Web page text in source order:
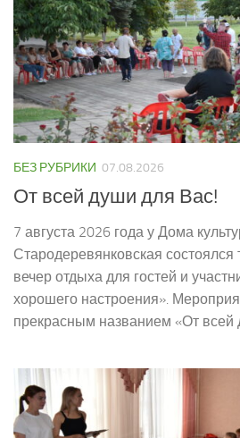
БЕЗ РУБРИКИ 07.08.2026
От всей души для Вас!
7 августа 2026 года у Дома
Стародеревянковская
вечер отдыха для гостей и
хорошего настроения».
прекрасным названием «От всей